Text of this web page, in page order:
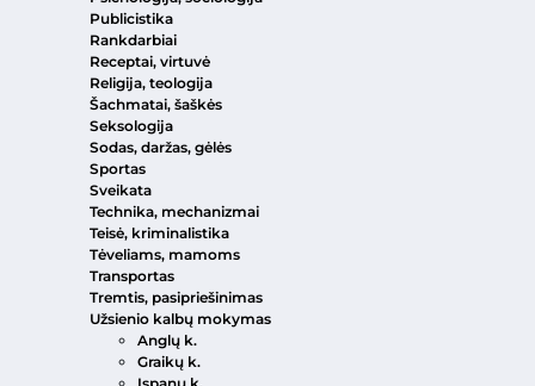
Publicistika
Rankdarbiai
Receptai, virtuvė
Religija, teologija
Šachmatai, šaškės
Seksologija
Sodas, daržas, gėlės
Sportas
Sveikata
Technika, mechanizmai
Teisė, kriminalistika
Tėveliams, mamoms
Transportas
Tremtis, pasipriešinimas
Užsienio kalbų mokymas
Anglų k.
Graikų k.